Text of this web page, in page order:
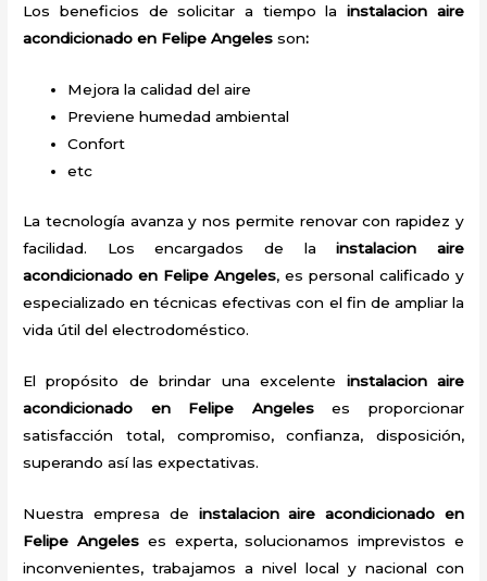
Los beneficios de solicitar a tiempo lainstalacion aire
acondicionado en Felipe Angelesson:
Mejora la calidad del aire
Previene humedad ambiental
Confort
etc
La tecnología avanza y nos permite renovar con rapidez y
facilidad. Los encargados de lainstalacion aire
acondicionado en Felipe Angeles, es personal calificado y
especializado en técnicas efectivas con el fin de ampliar la
vida útil del electrodoméstico.
El propósito de brindar una excelente instalacion aire
acondicionado en Felipe Angeleses proporcionar
satisfacción total, compromiso, confianza, disposición,
superando así las expectativas.
Nuestra empresa de instalacion aire acondicionado en
Felipe Angeleses experta, solucionamos imprevistos e
inconvenientes, trabajamos a nivel local y nacional con